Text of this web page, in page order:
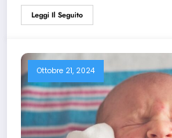
Leggi Il Seguito
Ottobre 21, 2024